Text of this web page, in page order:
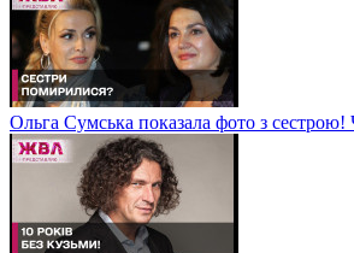
Ольга Сумська показала фото з